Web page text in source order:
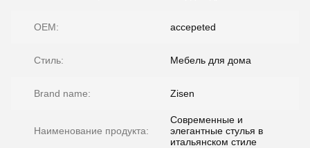
OEM: accepeted
Стиль: Мебель для дома
Brand name: Zisen
Наименование продукта:
Современные и
элегантные стулья в
итальянском стиле